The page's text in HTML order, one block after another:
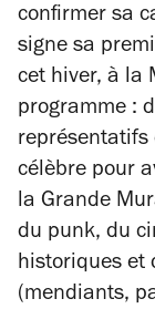
confirmer sa
signe sa
cet hiver, à la
programme :
représentatifs
célèbre pour
la Grande
du punk, du
historiques et
(mendiants,